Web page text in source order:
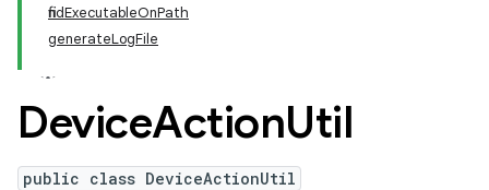
findExecutableOnPath
generateLogFile
DeviceActionUtil
public class DeviceActionUtil